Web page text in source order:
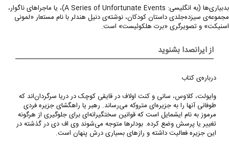
بدبیاری‌ها (به انگلیسی: A Series of Unfortunate Events)، یا ماجراهای ناگوار،
مجموعه‌ی سیزده‌جلدی داستان کودکان، نوشته‌ی دنیل هندلر با نام مستعار «لمونی
اسنیکت» و تصویرگری «برت هلکوئیست» است.
از ایرانصدا بشنوید
درباره‌ی کتاب
وایولت، کلاوس، سانی و کنت اولاف در قایقی کوچک در دریا سرگردان‌اند که
طوفانی آنها را به جزیره‌ای متروکه می‌رساند. رهبر یا راهگشای جزیره فردی
مرموز به نام ایشمایل است که قوانین سختگیرانه‌ای برای جلوگیری از هرگونه
تغییر یا پرسش وضع کرده. بودلرها متوجه می‌شوند وی اف دی در گذشته در
این جزیره فعالیت داشته و رازهای بسیاری درش پنهان است.